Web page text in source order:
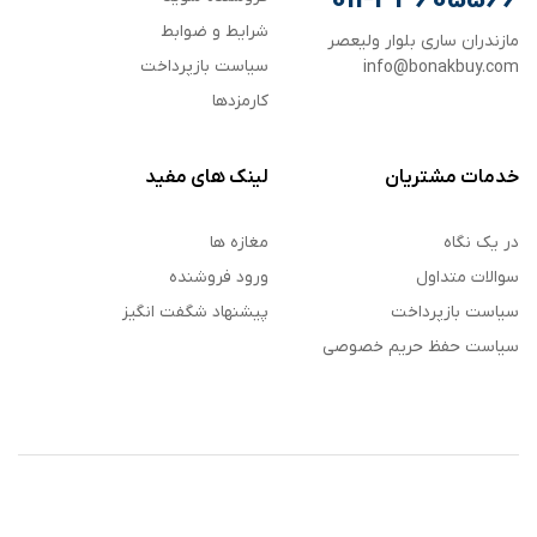
مازندران ساری بلوار ولیعصر
info@bonakbuy.com
شرایط و ضوابط
سیاست بازپرداخت
کارمزدها
خدمات مشتریان
در یک نگاه
سوالات متداول
سیاست بازپرداخت
سیاست حفظ حریم خصوصی
لینک های مفید
مغازه ها
ورود فروشنده
پیشنهاد شگفت انگیز